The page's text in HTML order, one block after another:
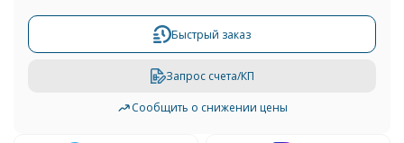
Быстрый заказ
Запрос счета/КП
Сообщить о снижении цены